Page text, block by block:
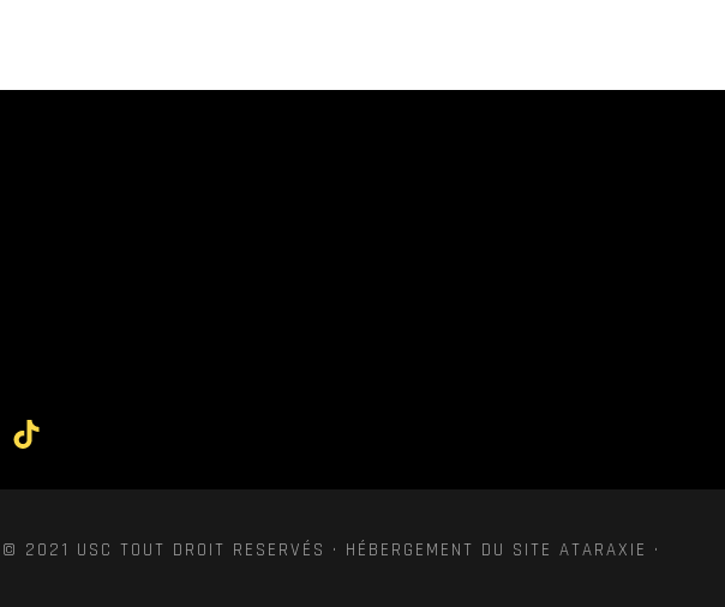
TikTok
© 2021 USC TOUT DROIT RESERVÉS · HÉBERGEMENT DU SITE ATARAXIE ·